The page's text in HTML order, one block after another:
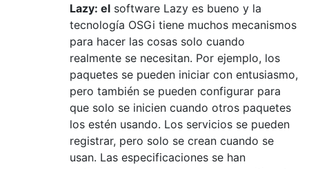
Lazy: el software Lazy es bueno y la
tecnología OSGi tiene muchos mecanismos
para hacer las cosas solo cuando
realmente se necesitan. Por ejemplo, los
paquetes se pueden iniciar con entusiasmo,
pero también se pueden configurar para
que solo se inicien cuando otros paquetes
los estén usando. Los servicios se pueden
registrar, pero solo se crean cuando se
usan. Las especificaciones se han